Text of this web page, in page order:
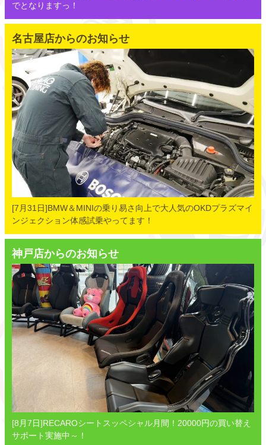
でとなりますっ！
名古屋店からのお知らせ
[7月31日]BMW＆MINIの乗り易さ向上で大人気のOKDプラズマイ
ンジェクション体感試乗やってます！
神戸店からのお知らせ
[8月7日]RECAROシートスッペシャル月間！20000円の買い替え
サポート実施中～！